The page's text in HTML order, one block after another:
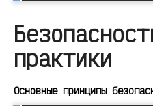
практики
Основные принципы